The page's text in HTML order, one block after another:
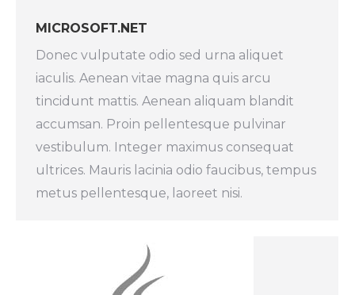
MICROSOFT.NET
Donec vulputate odio sed urna aliquet
iaculis. Aenean vitae magna quis arcu
tincidunt mattis. Aenean aliquam blandit
accumsan. Proin pellentesque pulvinar
vestibulum. Integer maximus consequat
ultrices. Mauris lacinia odio faucibus, tempus
metus pellentesque, laoreet nisi.